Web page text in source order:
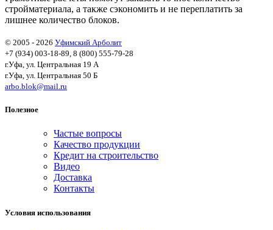
стройматериала, а также сэкономить и не переплатить за
лишнее количество блоков.
© 2005 - 2026 Уфимский Арболит
+7 (934) 003-18-89, 8 (800) 555-79-28
г.Уфа, ул. Центральная 19 А
г.Уфа, ул. Центральная 50 Б
arbo.blok@mail.ru
Полезное
Частые вопросы
Качество продукции
Кредит на строительство
Видео
Доставка
Контакты
Условия использования